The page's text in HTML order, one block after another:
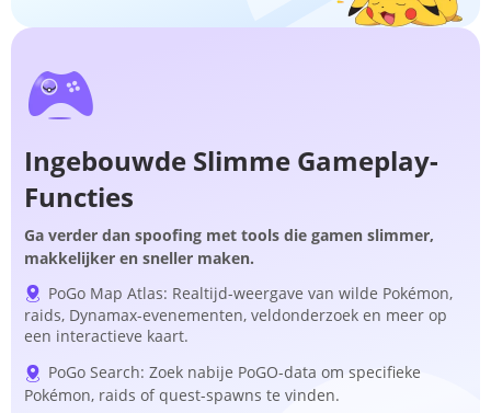
Ingebouwde Slimme Gameplay-
Functies
Ga verder dan spoofing met tools die gamen slimmer,
makkelijker en sneller maken.
PoGo Map Atlas: Realtijd-weergave van wilde Pokémon,
raids, Dynamax-evenementen, veldonderzoek en meer op
een interactieve kaart.
PoGo Search: Zoek nabije PoGO-data om specifieke
Pokémon, raids of quest-spawns te vinden.